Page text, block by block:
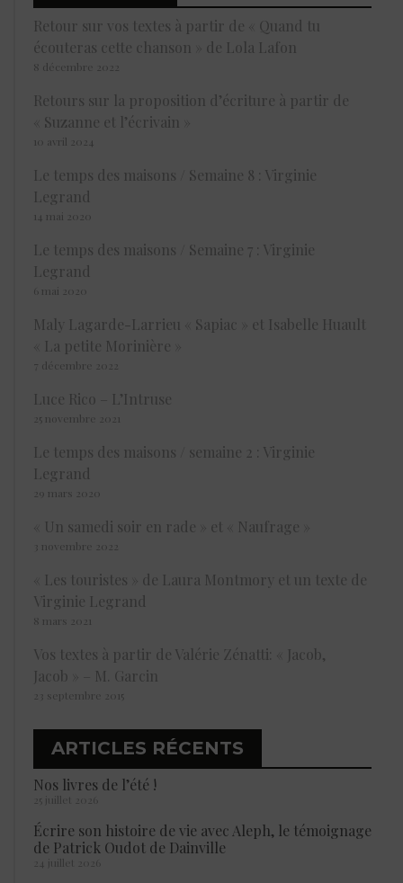
Retour sur vos textes à partir de « Quand tu
écouteras cette chanson » de Lola Lafon
8 décembre 2022
Retours sur la proposition d’écriture à partir de
« Suzanne et l’écrivain »
10 avril 2024
Le temps des maisons / Semaine 8 : Virginie
Legrand
14 mai 2020
Le temps des maisons / Semaine 7 : Virginie
Legrand
6 mai 2020
Maly Lagarde-Larrieu « Sapiac » et Isabelle Huault
« La petite Morinière »
7 décembre 2022
Luce Rico – L’Intruse
25 novembre 2021
Le temps des maisons / semaine 2 : Virginie
Legrand
29 mars 2020
« Un samedi soir en rade » et « Naufrage »
3 novembre 2022
« Les touristes » de Laura Montmory et un texte de
Virginie Legrand
8 mars 2021
Vos textes à partir de Valérie Zénatti: « Jacob,
Jacob » – M. Garcin
23 septembre 2015
ARTICLES RÉCENTS
Nos livres de l’été !
25 juillet 2026
Écrire son histoire de vie avec Aleph, le témoignage
de Patrick Oudot de Dainville
24 juillet 2026